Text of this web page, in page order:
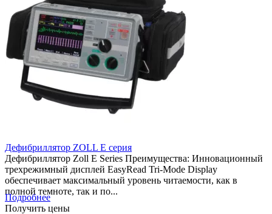
Дефибриллятор ZOLL E серия
Дефибриллятор Zoll E Series Преимущества: Инновационный
трехрежимный дисплей EasyRead Tri-Mode Display
обеспечивает максимальный уровень читаемости, как в
полной темноте, так и по...
Подробнее
Получить цены